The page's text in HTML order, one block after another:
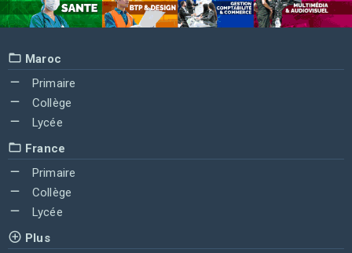
Maroc
Primaire
Collège
Lycée
France
Primaire
Collège
Lycée
Plus